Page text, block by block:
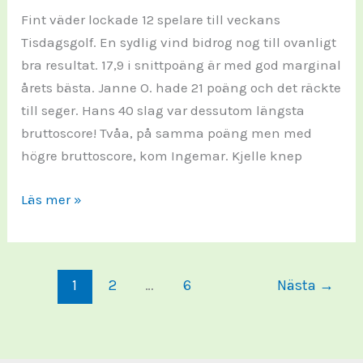
Fint väder lockade 12 spelare till veckans
Tisdagsgolf. En sydlig vind bidrog nog till ovanligt
bra resultat. 17,9 i snittpoäng är med god marginal
årets bästa. Janne O. hade 21 poäng och det räckte
till seger. Hans 40 slag var dessutom längsta
bruttoscore! Tvåa, på samma poäng men med
högre bruttoscore, kom Ingemar. Kjelle knep
TISDAGSGOLFEN
8:
Läs mer »
1 2 … 6 Nästa →